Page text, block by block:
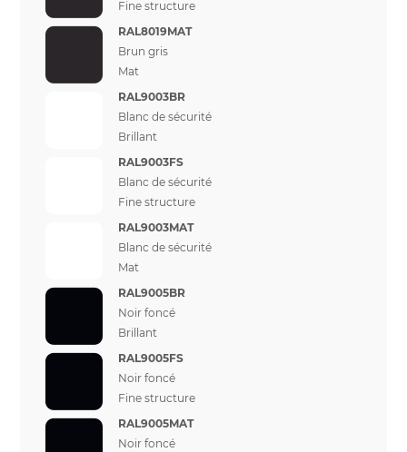
Fine structure
RAL8019MAT
Brun gris
Mat
RAL9003BR
Blanc de sécurité
Brillant
RAL9003FS
Blanc de sécurité
Fine structure
RAL9003MAT
Blanc de sécurité
Mat
RAL9005BR
Noir foncé
Brillant
RAL9005FS
Noir foncé
Fine structure
RAL9005MAT
Noir foncé